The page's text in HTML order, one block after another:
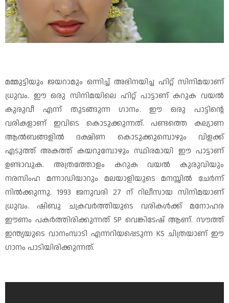
മമ്മുട്ടിയും ജയറാമും ഒന്നിച്ച് അഭിനയിച്ച ഹിറ്റ് സിനിമയാണ്
ധ്രുവം. ഈ ഒരു സിനിമയിലെ ഹിറ്റ് പാട്ടാണ് കറുക വയൽ
കുരുവീ എന്ന് തുടങ്ങുന്ന ഗാനം. ഈ ഒരു പാട്ടിന്റെ
വരികളാണ് ഇവിടെ കൊടുക്കുന്നത്. പണ്ടത്തെ കല്യാണ
ആൽബങ്ങളിൽ ദക്ഷിണ കൊടുക്കുമ്പൊഴും വിളക്ക്
എടുത്ത് അകത്ത് കയറുമ്പോഴും സ്ഥിരമായി ഈ പാട്ടാണ്
ഉണ്ടാവുക. അത്രത്തോളം കറുക വയൽ കുരുവിയും
നരസിംഹ മന്നാഡിയാറും മലയാളിയുടെ മനസ്സിൽ ചേർന്ന്
നിൽക്കുന്നു. 1993 ജനുവരി 27 ന് റിലീസായ സിനിമയാണ്
ധ്രുവം. ഷിബു ചക്രവർത്തിയുടെ വരികൾക്ക് മനോഹര
ഈണം പകർത്തിരിക്കുന്നത് SP വെങ്കിടേഷ് ആണ്. സൗത്ത്
ഇന്ത്യയുടെ വാനംമ്പാടി എന്നറിയപ്പെടുന്ന KS ചിത്രയാണ് ഈ
ഗാനം പാടിയിരിക്കുന്നത്.